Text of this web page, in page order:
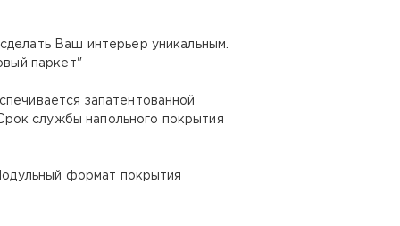
Ваш интерьер уникальным.
паркет"
запатентованной
службы напольного покрытия
формат покрытия